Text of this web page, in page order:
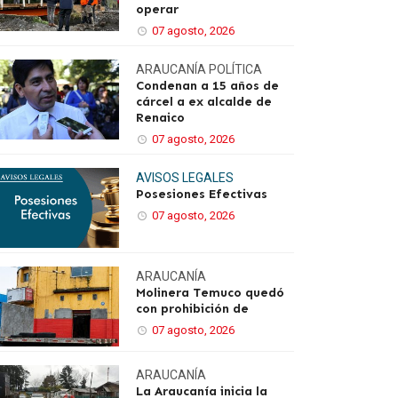
operar
07 agosto, 2026
ARAUCANÍA POLÍTICA
Condenan a 15 años de
cárcel a ex alcalde de
Renaico
07 agosto, 2026
AVISOS LEGALES
Posesiones Efectivas
07 agosto, 2026
ARAUCANÍA
Molinera Temuco quedó
con prohibición de
07 agosto, 2026
ARAUCANÍA
La Araucanía inicia la